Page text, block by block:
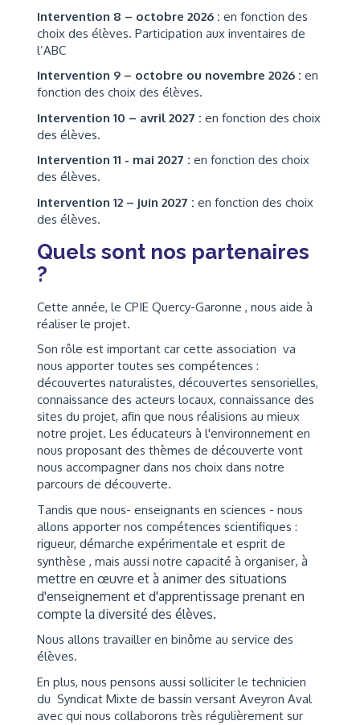
Intervention 8 – octobre 2026 : en fonction des
choix des élèves. Participation aux inventaires de
l’ABC
Intervention 9 – octobre ou novembre 2026 : en
fonction des choix des élèves.
Intervention 10 – avril 2027 : en fonction des choix
des élèves.
Intervention 11 - mai 2027 : en fonction des choix
des élèves.
Intervention 12 – juin 2027 : en fonction des choix
des élèves.
Quels sont nos partenaires
?
Cette année, le CPIE Quercy-Garonne , nous aide à
réaliser le projet.
Son rôle est important car cette association va
nous apporter toutes ses compétences :
découvertes naturalistes, découvertes sensorielles,
connaissance des acteurs locaux, connaissance des
sites du projet, afin que nous réalisions au mieux
notre projet. Les éducateurs à l'environnement en
nous proposant des thèmes de découverte vont
nous accompagner dans nos choix dans notre
parcours de découverte.
Tandis que nous- enseignants en sciences - nous
allons apporter nos compétences scientifiques :
rigueur, démarche expérimentale et esprit de
synthèse , mais aussi notre capacité à organiser, à
mettre en œuvre et à animer des situations
d'enseignement et d'apprentissage prenant en
compte la diversité des élèves.
Nous allons travailler en binôme au service des
élèves.
En plus, nous pensons aussi solliciter le technicien
du Syndicat Mixte de bassin versant Aveyron Aval
avec qui nous collaborons très régulièrement sur